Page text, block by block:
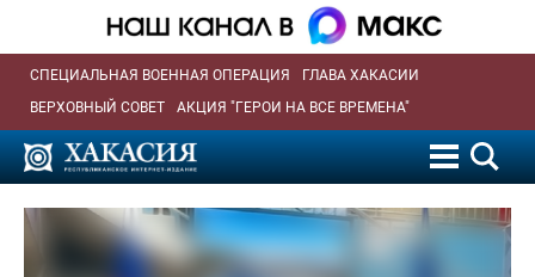
СПЕЦИАЛЬНАЯ ВОЕННАЯ ОПЕРАЦИЯ
ГЛАВА ХАКАСИИ
ВЕРХОВНЫЙ СОВЕТ
АКЦИЯ "ГЕРОИ НА ВСЕ ВРЕМЕНА"